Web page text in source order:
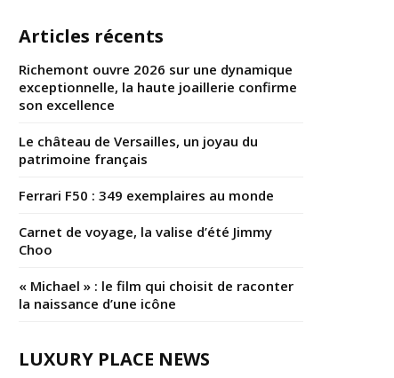
Articles récents
Richemont ouvre 2026 sur une dynamique
exceptionnelle, la haute joaillerie confirme
son excellence
Le château de Versailles, un joyau du
patrimoine français
Ferrari F50 : 349 exemplaires au monde
Carnet de voyage, la valise d’été Jimmy
Choo
« Michael » : le film qui choisit de raconter
la naissance d’une icône
LUXURY PLACE NEWS